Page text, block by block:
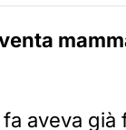
aveva già